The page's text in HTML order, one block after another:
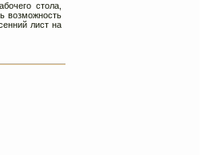
стола,
возможность
лист на